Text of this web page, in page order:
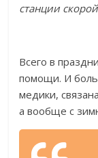
станции
Всего в
помощи. И
медики,
а вообще с